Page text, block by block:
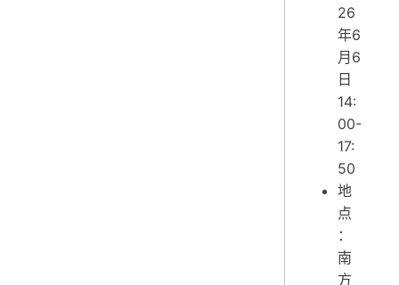
26
年6
月6
日
14:
00-
17:
50
地
点
：
南
方